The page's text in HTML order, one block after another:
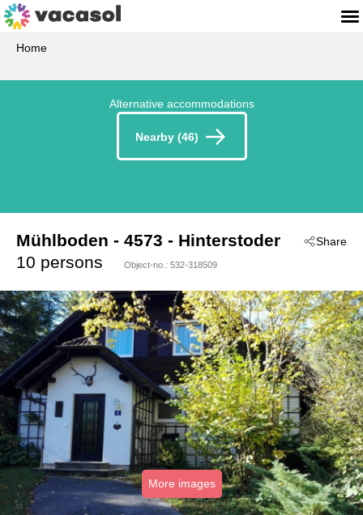
Home
Alternative accommodations
Nearby (46)
Share
Mühlboden - 4573 - Hinterstoder
10 persons
Object-no.: 532-318509
More images